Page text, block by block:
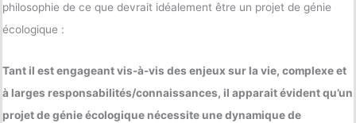
philosophie de ce que devrait idéalement être un projet de génie
écologique :
Tant il est engageant vis-à-vis des enjeux sur la vie, complexe et
à larges responsabilités/connaissances, il apparait évident qu’un
projet de génie écologique nécessite une dynamique de